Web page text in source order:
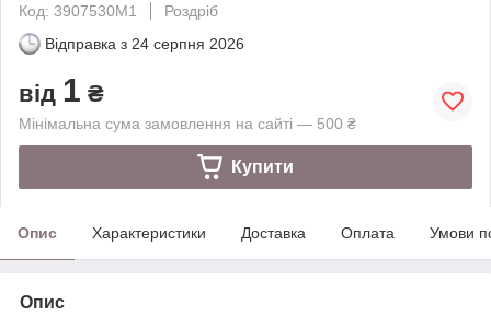
Код: 3907530M1
Роздріб
Відправка з 24 серпня 2026
від 1 ₴
Мінімальна сума замовлення на сайті — 500 ₴
Купити
Опис Характеристики Доставка Оплата Умови
Опис